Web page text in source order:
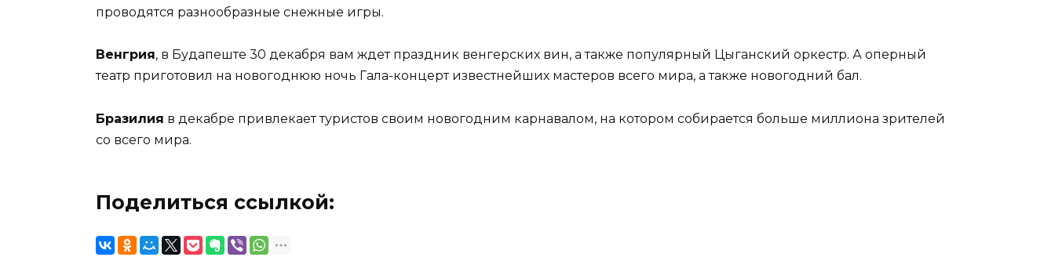
проводятся разнообразные снежные игры.
Венгрия, в Будапеште 30 декабря вам ждет праздник венгерских вин, а также популярный Цыганский оркестр. А оперный
театр приготовил на новогоднюю ночь Гала-концерт известнейших мастеров всего мира, а также новогодний бал.
Бразилия в декабре привлекает туристов своим новогодним карнавалом, на котором собирается больше миллиона зрителей
со всего мира.
Поделиться ссылкой: